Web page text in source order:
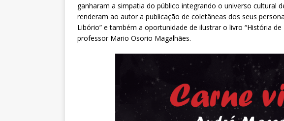
ganharam a simpatia do público integrando o universo cultural
renderam ao autor a publicação de coletâneas dos seus
Libório” e também a oportunidade de ilustrar o livro “História
professor Mario Osorio Magalhães.